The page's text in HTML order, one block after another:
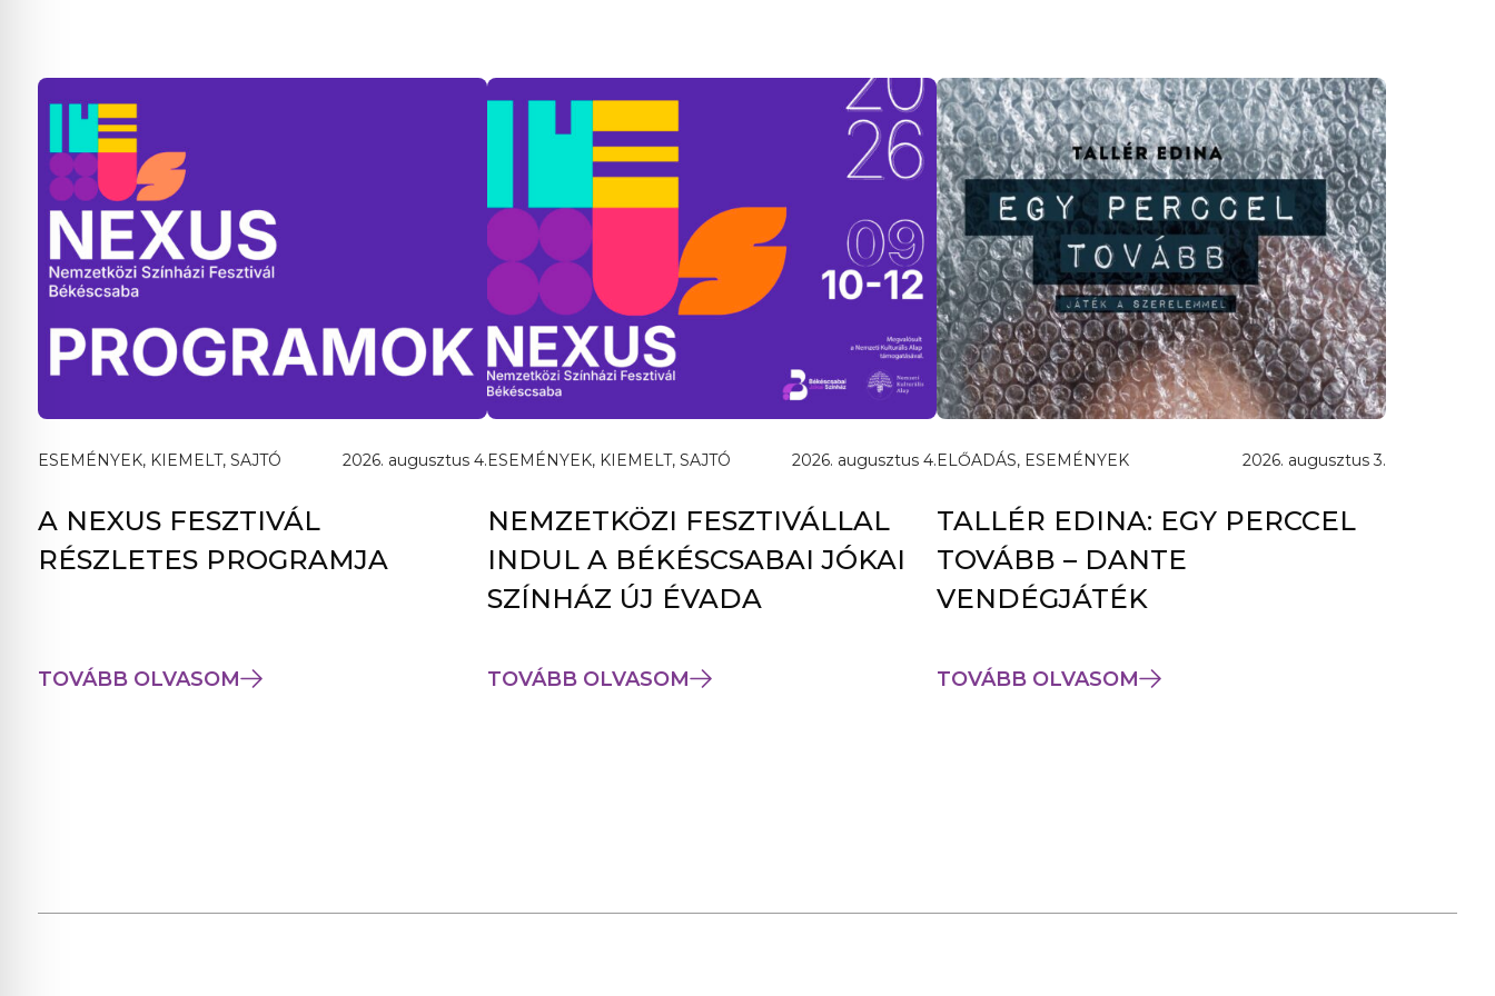
ESEMÉNYEK, KIEMELT, SAJTÓ 2026. augusztus 4.
A NEXUS FESZTIVÁL
RÉSZLETES PROGRAMJA
TOVÁBB OLVASOM
ESEMÉNYEK, KIEMELT, SAJTÓ 2026. augusztus 4.
NEMZETKÖZI FESZTIVÁLLAL
INDUL A BÉKÉSCSABAI JÓKAI
SZÍNHÁZ ÚJ ÉVADA
TOVÁBB OLVASOM
ELŐADÁS, ESEMÉNYEK 2026. augusztus 3.
TALLÉR EDINA: EGY PERCCEL
TOVÁBB – DANTE
VENDÉGJÁTÉK
TOVÁBB OLVASOM